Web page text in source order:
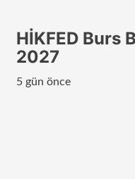
HİKFED Burs
2027
5 gün önce